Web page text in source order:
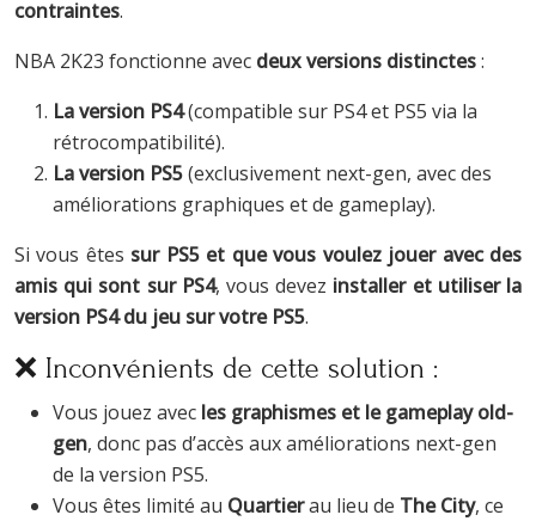
contraintes.
NBA 2K23 fonctionne avec deux versions distinctes:
La version PS4(compatible sur PS4 et PS5 via la
rétrocompatibilité).
La version PS5(exclusivement next-gen, avec des
améliorations graphiques et de gameplay).
Si vous êtes sur PS5 et que vous voulez jouer avec des
amis qui sont sur PS4, vous devez installer et utiliser la
version PS4 du jeu sur votre PS5.
❌ Inconvénients de cette solution :
Vous jouez avec les graphismes et le gameplay old-
gen, donc pas d’accès aux améliorations next-gen
de la version PS5.
Vous êtes limité au Quartierau lieu de The City, ce